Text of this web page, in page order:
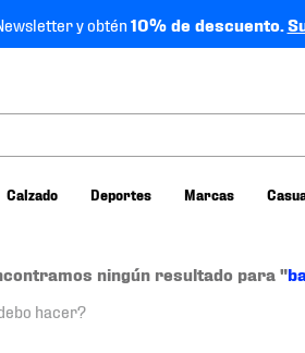
y obtén10% de descuento.
Calzado Deportes Marcas
ningún resultado para "
hacer?